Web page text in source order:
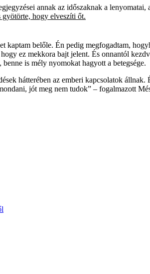
annak az időszaknak a
gyötörte, hogy elveszíti őt.
kaptam belőle. Én pedig megfogadtam,
ez mekkora bajt jelent. És onnantól
is mély nyomokat hagyott a betegsége.
hátterében az emberi kapcsolatok
jót meg nem tudok” – fogalmazott